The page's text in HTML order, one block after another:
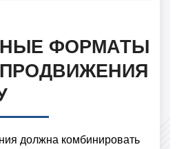
ФОРМАТЫ
должна комбинировать